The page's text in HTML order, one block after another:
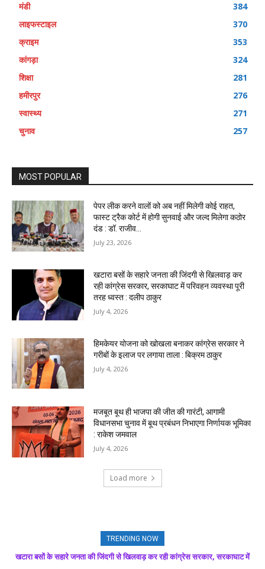
मंडी
384
लाइफस्टाइल
370
क्राइम
353
कांगड़ा
324
शिक्षा
281
हमीरपुर
276
स्वास्थ्य
271
चुनाव
257
MOST POPULAR
पेपर लीक करने वालों को अब नहीं मिलेगी कोई राहत,
फास्ट ट्रैक कोर्ट में होगी सुनवाई और जल्द मिलेगा कठोर
दंड : डॉ. राजीव...
July 23, 2026
खटारा बसों के सहारे जनता की जिंदगी से खिलवाड़ कर
रही कांग्रेस सरकार, सरकाघाट में परिवहन व्यवस्था पूरी
तरह ध्वस्त : दलीप ठाकुर
July 4, 2026
हिमकेयर योजना को खोखला बनाकर कांग्रेस सरकार ने
गरीबों के इलाज पर लगाया ताला : बिक्रम ठाकुर
July 4, 2026
मजबूत बूथ ही भाजपा की जीत की गारंटी, आगामी
विधानसभा चुनाव में बूथ प्रबंधन निभाएगा निर्णायक भूमिका
: राकेश जमवाल
July 4, 2026
Load more